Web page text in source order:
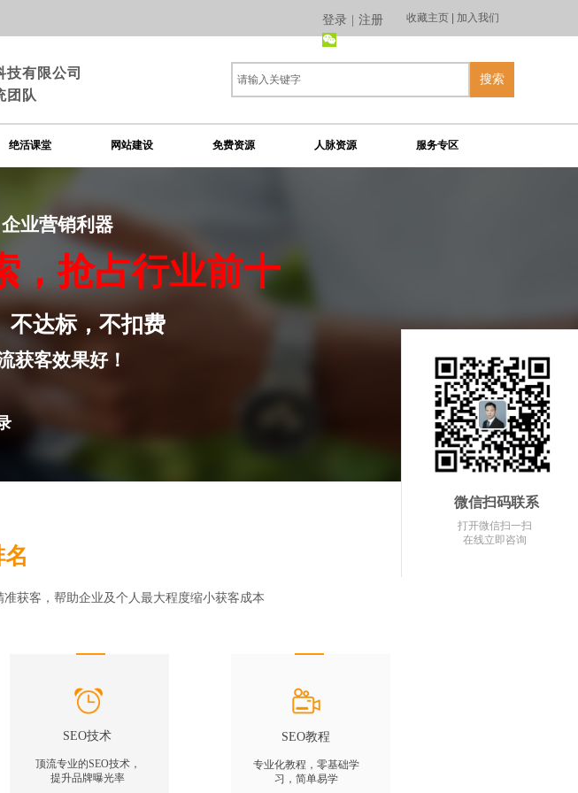
微信扫码联系
打开微信扫一扫
在线立即咨询
收藏主页 | 加入我们
登录 注册
技有限公司
团队
搜索
绝活课堂 网站建设 免费资源 人脉资源 服务专区
企业营销利器
，抢占行业前十
不达标，不扣费
获客效果好！
准获客，帮助企业及个人最大程度缩小获客成本
SEO技术 SEO教程
顶流专业的SEO技术，
提升品牌曝光率
专业化教程，零基础学
习，简单易学